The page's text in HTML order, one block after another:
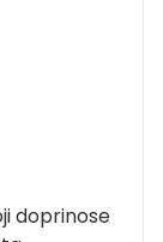
doprinose